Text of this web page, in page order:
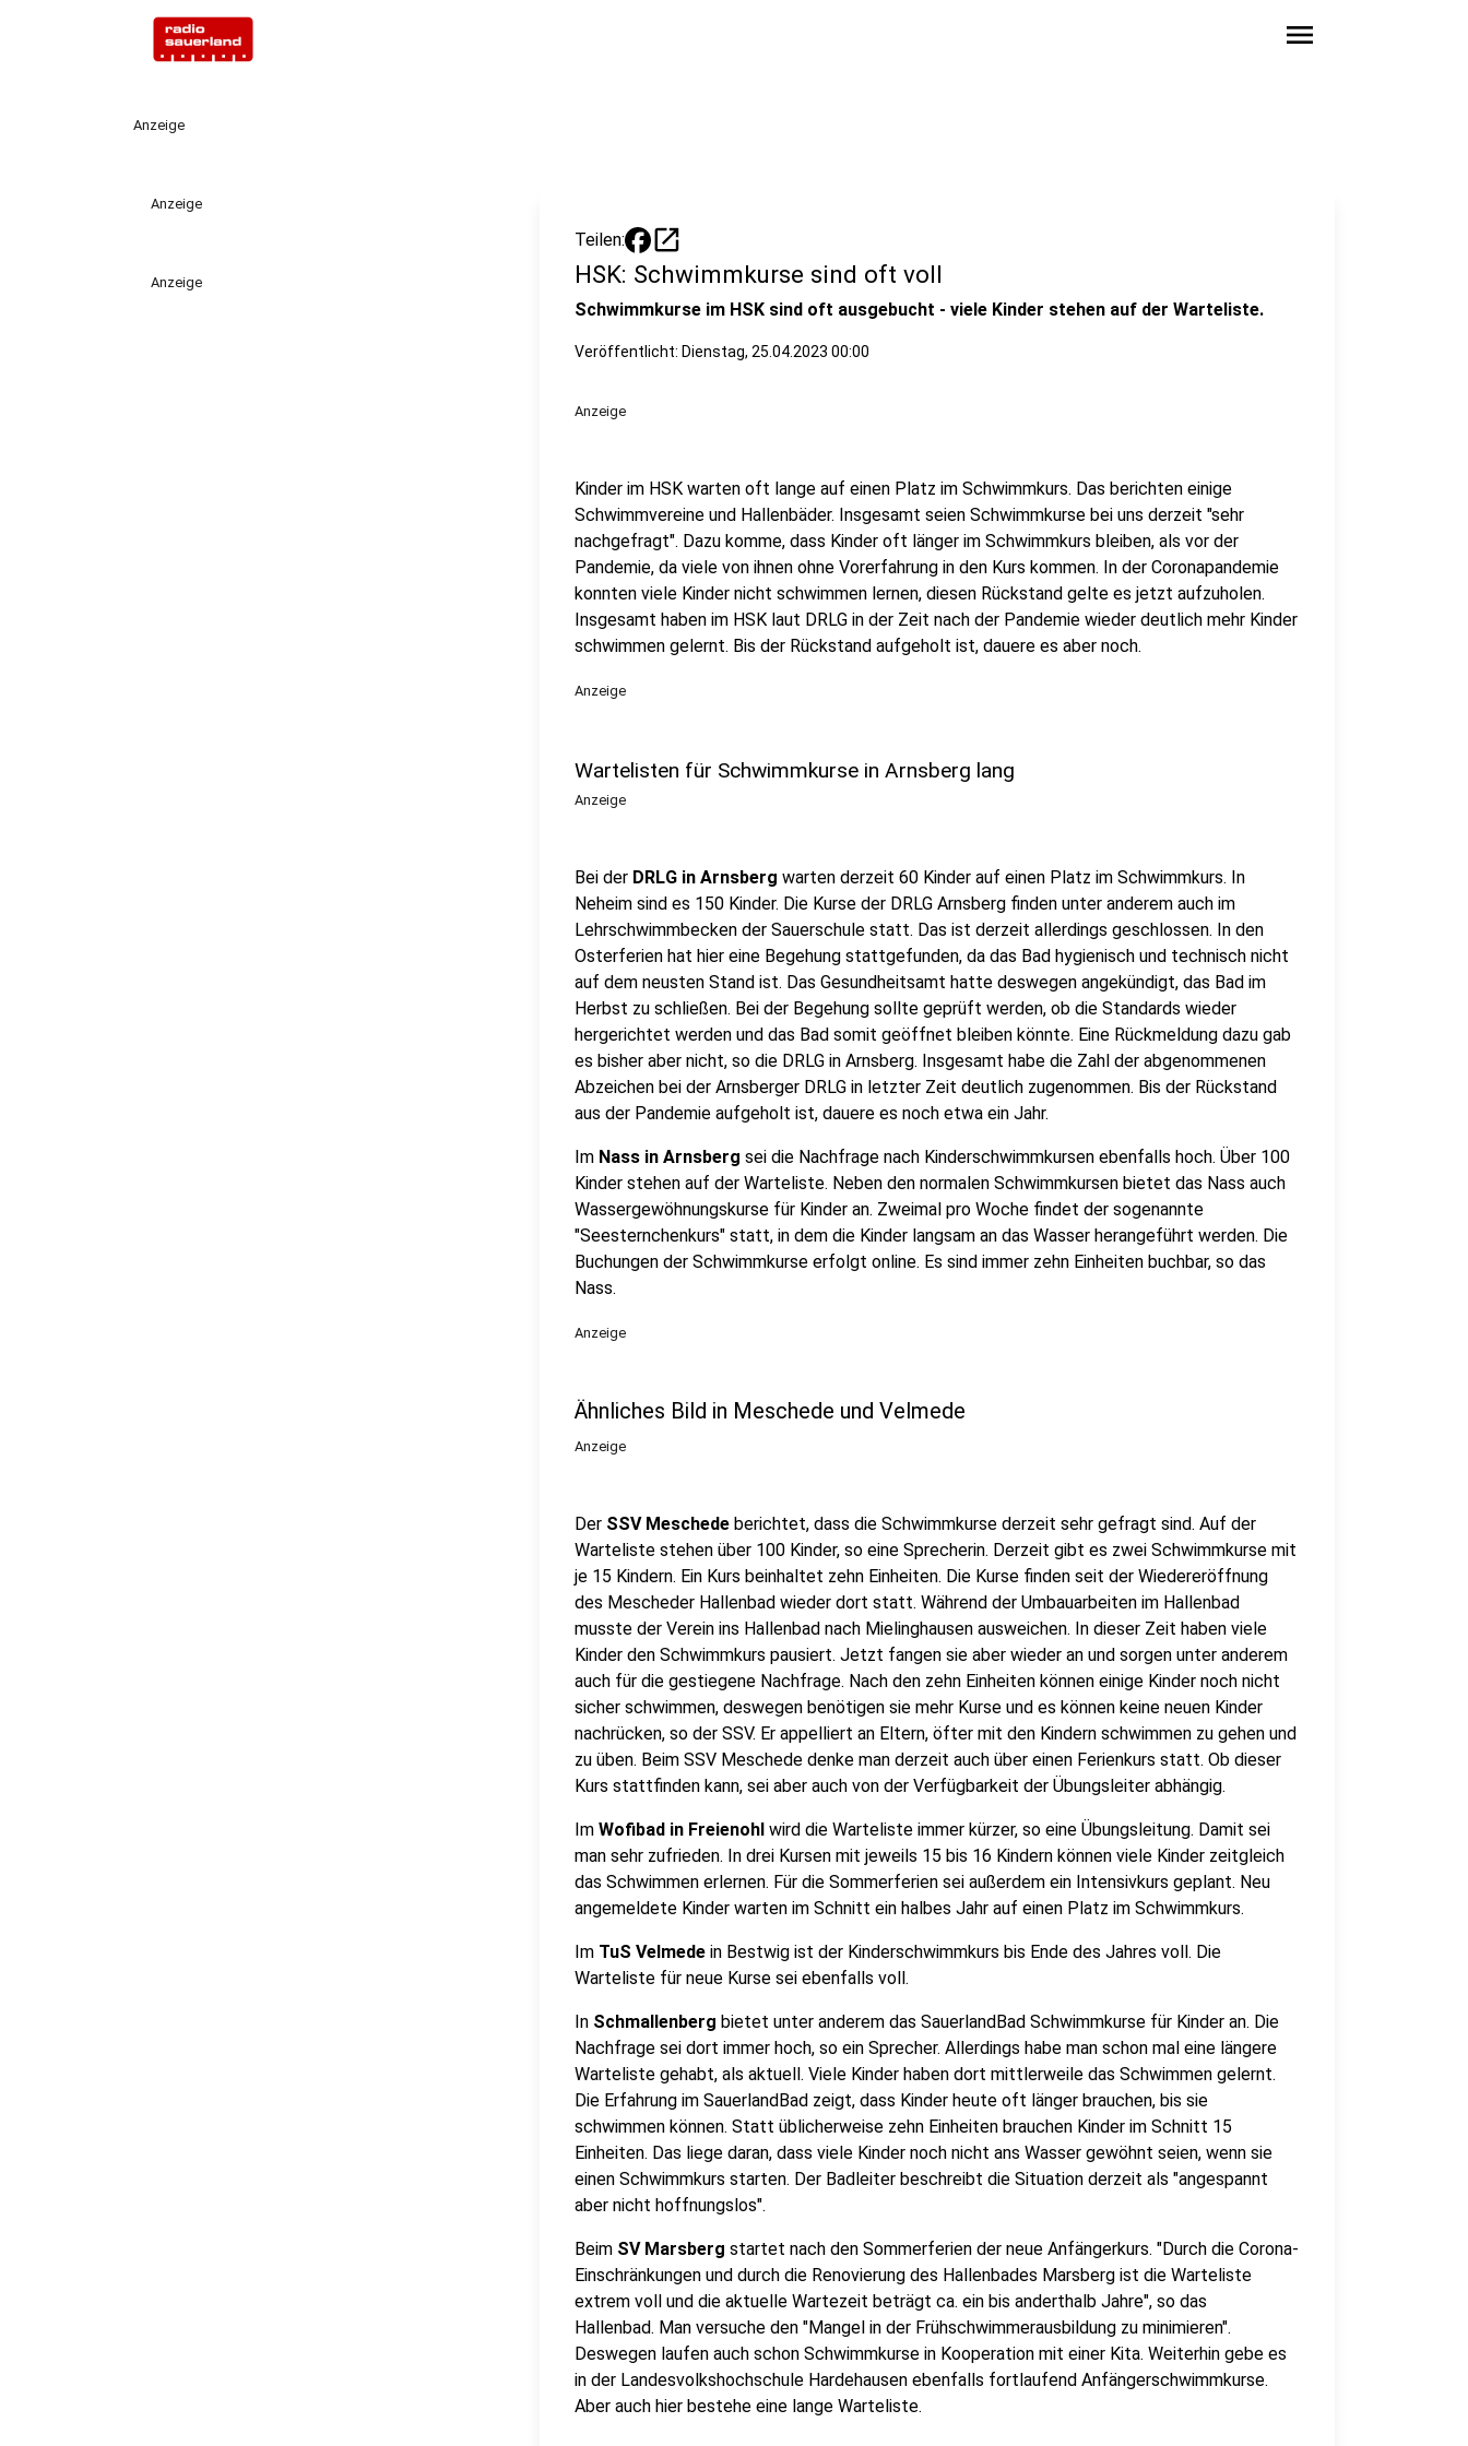
menu
Anzeige
Anzeige
Anzeige
Teilen: open_in_new
HSK: Schwimmkurse sind oft voll
Schwimmkurse im HSK sind oft ausgebucht - viele Kinder stehen auf der Warteliste.
Veröffentlicht: Dienstag, 25.04.2023 00:00
Anzeige
Kinder im HSK warten oft lange auf einen Platz im Schwimmkurs. Das berichten einige
Schwimmvereine und Hallenbäder. Insgesamt seien Schwimmkurse bei uns derzeit "sehr
nachgefragt". Dazu komme, dass Kinder oft länger im Schwimmkurs bleiben, als vor der
Pandemie, da viele von ihnen ohne Vorerfahrung in den Kurs kommen. In der Coronapandemie
konnten viele Kinder nicht schwimmen lernen, diesen Rückstand gelte es jetzt aufzuholen.
Insgesamt haben im HSK laut DRLG in der Zeit nach der Pandemie wieder deutlich mehr Kinder
schwimmen gelernt. Bis der Rückstand aufgeholt ist, dauere es aber noch.
Anzeige
Wartelisten für Schwimmkurse in Arnsberg lang
Anzeige
Bei der DRLG in Arnsberg warten derzeit 60 Kinder auf einen Platz im Schwimmkurs. In
Neheim sind es 150 Kinder. Die Kurse der DRLG Arnsberg finden unter anderem auch im
Lehrschwimmbecken der Sauerschule statt. Das ist derzeit allerdings geschlossen. In den
Osterferien hat hier eine Begehung stattgefunden, da das Bad hygienisch und technisch nicht
auf dem neusten Stand ist. Das Gesundheitsamt hatte deswegen angekündigt, das Bad im
Herbst zu schließen. Bei der Begehung sollte geprüft werden, ob die Standards wieder
hergerichtet werden und das Bad somit geöffnet bleiben könnte. Eine Rückmeldung dazu gab
es bisher aber nicht, so die DRLG in Arnsberg. Insgesamt habe die Zahl der abgenommenen
Abzeichen bei der Arnsberger DRLG in letzter Zeit deutlich zugenommen. Bis der Rückstand
aus der Pandemie aufgeholt ist, dauere es noch etwa ein Jahr.
Im Nass in Arnsberg sei die Nachfrage nach Kinderschwimmkursen ebenfalls hoch. Über 100
Kinder stehen auf der Warteliste. Neben den normalen Schwimmkursen bietet das Nass auch
Wassergewöhnungskurse für Kinder an. Zweimal pro Woche findet der sogenannte
"Seesternchenkurs" statt, in dem die Kinder langsam an das Wasser herangeführt werden. Die
Buchungen der Schwimmkurse erfolgt online. Es sind immer zehn Einheiten buchbar, so das
Nass.
Anzeige
Ähnliches Bild in Meschede und Velmede
Anzeige
Der SSV Meschede berichtet, dass die Schwimmkurse derzeit sehr gefragt sind. Auf der
Warteliste stehen über 100 Kinder, so eine Sprecherin. Derzeit gibt es zwei Schwimmkurse mit
je 15 Kindern. Ein Kurs beinhaltet zehn Einheiten. Die Kurse finden seit der Wiedereröffnung
des Mescheder Hallenbad wieder dort statt. Während der Umbauarbeiten im Hallenbad
musste der Verein ins Hallenbad nach Mielinghausen ausweichen. In dieser Zeit haben viele
Kinder den Schwimmkurs pausiert. Jetzt fangen sie aber wieder an und sorgen unter anderem
auch für die gestiegene Nachfrage. Nach den zehn Einheiten können einige Kinder noch nicht
sicher schwimmen, deswegen benötigen sie mehr Kurse und es können keine neuen Kinder
nachrücken, so der SSV. Er appelliert an Eltern, öfter mit den Kindern schwimmen zu gehen und
zu üben. Beim SSV Meschede denke man derzeit auch über einen Ferienkurs statt. Ob dieser
Kurs stattfinden kann, sei aber auch von der Verfügbarkeit der Übungsleiter abhängig.
Im Wofibad in Freienohl wird die Warteliste immer kürzer, so eine Übungsleitung. Damit sei
man sehr zufrieden. In drei Kursen mit jeweils 15 bis 16 Kindern können viele Kinder zeitgleich
das Schwimmen erlernen. Für die Sommerferien sei außerdem ein Intensivkurs geplant. Neu
angemeldete Kinder warten im Schnitt ein halbes Jahr auf einen Platz im Schwimmkurs.
Im TuS Velmede in Bestwig ist der Kinderschwimmkurs bis Ende des Jahres voll. Die
Warteliste für neue Kurse sei ebenfalls voll.
In Schmallenberg bietet unter anderem das SauerlandBad Schwimmkurse für Kinder an. Die
Nachfrage sei dort immer hoch, so ein Sprecher. Allerdings habe man schon mal eine längere
Warteliste gehabt, als aktuell. Viele Kinder haben dort mittlerweile das Schwimmen gelernt.
Die Erfahrung im SauerlandBad zeigt, dass Kinder heute oft länger brauchen, bis sie
schwimmen können. Statt üblicherweise zehn Einheiten brauchen Kinder im Schnitt 15
Einheiten. Das liege daran, dass viele Kinder noch nicht ans Wasser gewöhnt seien, wenn sie
einen Schwimmkurs starten. Der Badleiter beschreibt die Situation derzeit als "angespannt
aber nicht hoffnungslos".
Beim SV Marsberg startet nach den Sommerferien der neue Anfängerkurs. "Durch die Corona-
Einschränkungen und durch die Renovierung des Hallenbades Marsberg ist die Warteliste
extrem voll und die aktuelle Wartezeit beträgt ca. ein bis anderthalb Jahre", so das
Hallenbad. Man versuche den "Mangel in der Frühschwimmerausbildung zu minimieren".
Deswegen laufen auch schon Schwimmkurse in Kooperation mit einer Kita. Weiterhin gebe es
in der Landesvolkshochschule Hardehausen ebenfalls fortlaufend Anfängerschwimmkurse.
Aber auch hier bestehe eine lange Warteliste.